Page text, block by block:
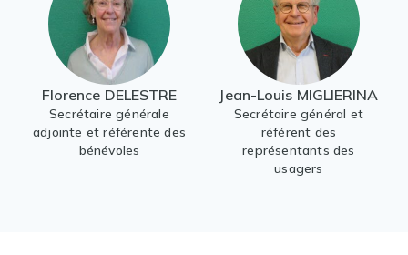
Florence DELESTRE
Secrétaire générale
adjointe et référente des
bénévoles
Jean-Louis MIGLIERINA
Secrétaire général et
référent des
représentants des
usagers